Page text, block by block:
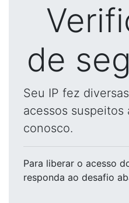
de
Seu IP fez
acessos suspeitos
conosco.
Para liberar o acesso
responda ao desafio